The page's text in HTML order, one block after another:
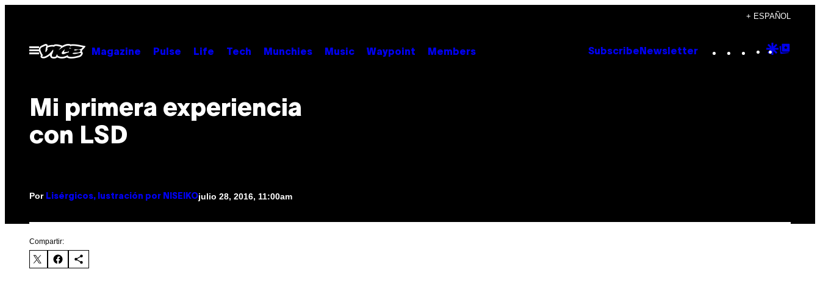
contenido
+ ESPAÑOL
Abrir
Menú
Magazine Pulse Life Tech Munchies Music Waypoint Members Subscribe Newsletter Instagram
TikTok
YouTube
Google
Mi primera experiencia
con LSD
Por Lisérgicos, Iustración por NISEIKOjulio 28, 2016, 11:00am
Compartir: